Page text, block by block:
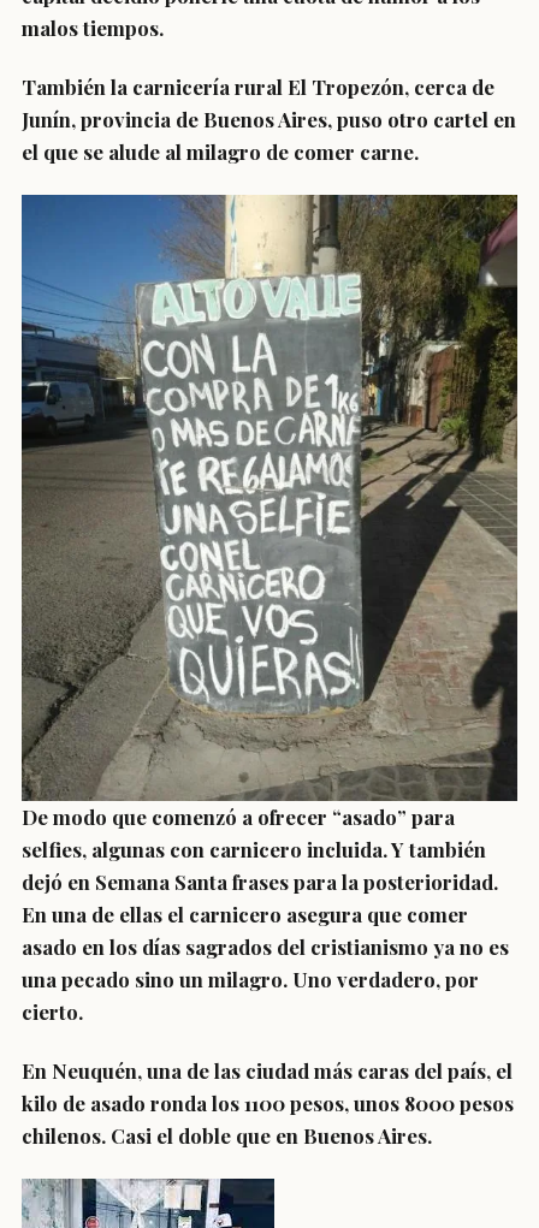
malos tiempos.
También la carnicería rural El Tropezón, cerca de
Junín, provincia de Buenos Aires, puso otro cartel en
el que se alude al milagro de comer carne.
De modo que comenzó a ofrecer “asado” para
selfies, algunas con carnicero incluida. Y también
dejó en Semana Santa frases para la posterioridad.
En una de ellas el carnicero asegura que comer
asado en los días sagrados del cristianismo ya no es
una pecado sino un milagro. Uno verdadero, por
cierto.
En Neuquén, una de las ciudad más caras del país, el
kilo de asado ronda los 1100 pesos, unos 8000 pesos
chilenos. Casi el doble que en Buenos Aires.